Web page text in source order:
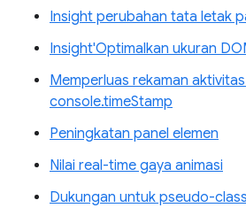
Insight perubahan tata letak
Insight'Optimalkan ukuran
Memperluas rekaman
console.timeStamp
Peningkatan panel elemen
Nilai real-time gaya animasi
Dukungan untuk pseudo-